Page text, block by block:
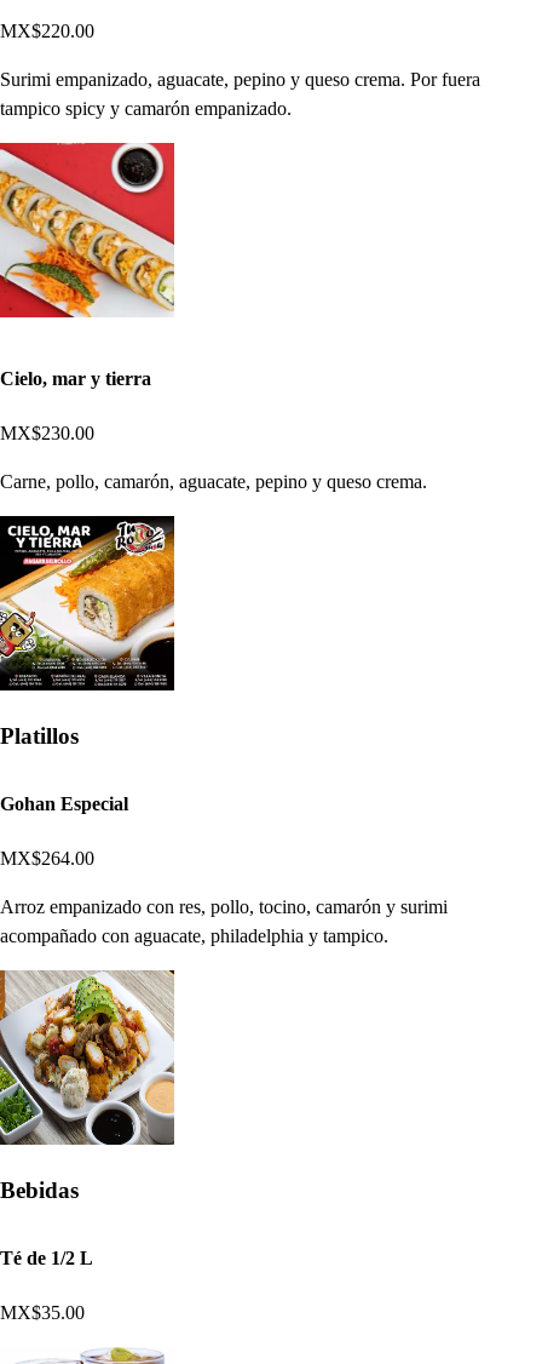
MX$220.00
Surimi empanizado, aguacate, pepino y queso crema. Por fuera
tampico spicy y camarón empanizado.
Cielo, mar y tierra
MX$230.00
Carne, pollo, camarón, aguacate, pepino y queso crema.
Platillos
Gohan Especial
MX$264.00
Arroz empanizado con res, pollo, tocino, camarón y surimi
acompañado con aguacate, philadelphia y tampico.
Bebidas
Té de 1/2 L
MX$35.00